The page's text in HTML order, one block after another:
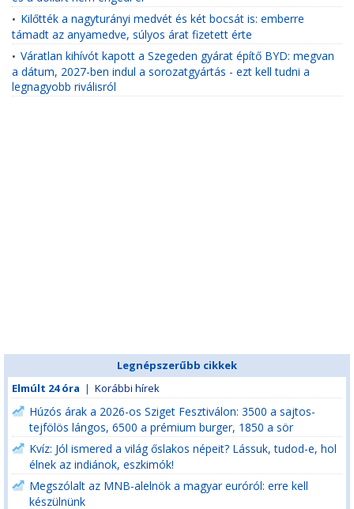
• Kilőtték a nagyturányi medvét és két bocsát is: emberre
támadt az anyamedve, súlyos árat fizetett érte
• Váratlan kihívót kapott a Szegeden gyárat építő BYD: megvan
a dátum, 2027-ben indul a sorozatgyártás - ezt kell tudni a
legnagyobb riválisról
Legnépszerűbb cikkek
Elmúlt 24 óra | Korábbi hírek
Húzós árak a 2026-os Sziget Fesztiválon: 3500 a sajtos-
tejfölös lángos, 6500 a prémium burger, 1850 a sör
Kvíz: Jól ismered a világ őslakos népeit? Lássuk, tudod-e, hol
élnek az indiánok, eszkimók!
Megszólalt az MNB-alelnök a magyar euróról: erre kell
készülnünk